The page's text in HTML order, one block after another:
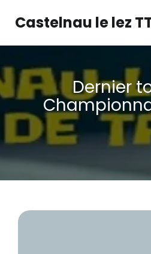
Castelnau le lez
Dernier